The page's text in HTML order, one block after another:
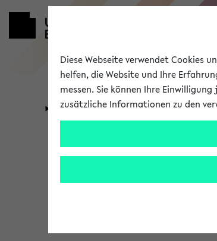
Universität Forschung
Ihre
Diese Webseite verwendet Cookies
helfen, die Website und Ihre
messen. Sie können Ihre
zusätzliche Informationen zu den